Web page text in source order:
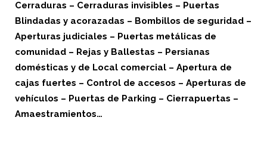
Cerraduras – Cerraduras invisibles – Puertas
Blindadas y acorazadas – Bombillos de seguridad –
Aperturas judiciales – Puertas metálicas de
comunidad – Rejas y Ballestas – Persianas
domésticas y de Local comercial – Apertura de
cajas fuertes – Control de accesos – Aperturas de
vehículos – Puertas de Parking – Cierrapuertas –
Amaestramientos…